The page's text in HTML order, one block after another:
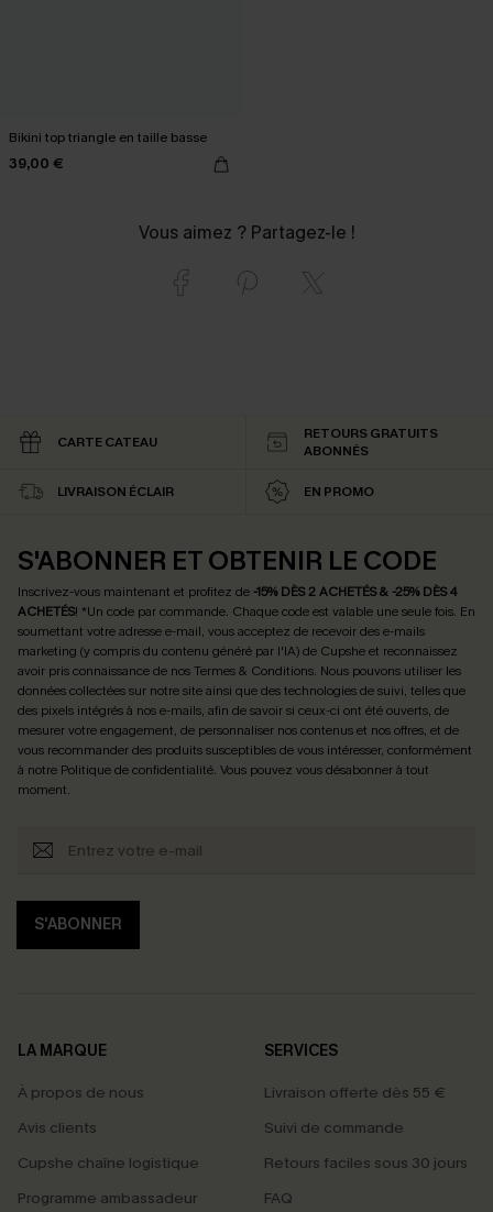
Bikini top triangle en taille basse
39,00 €
Vous aimez ? Partagez-le !
CARTE CATEAU
RETOURS GRATUITS
ABONNÉS
LIVRAISON ÉCLAIR EN PROMO
S'ABONNER ET OBTENIR LE CODE
Inscrivez-vous maintenant et profitez de -15% DÈS 2 ACHETÉS & -25% DÈS 4
ACHETÉS! *Un code par commande. Chaque code est valable une seule fois. En
soumettant votre adresse e-mail, vous acceptez de recevoir des e-mails
marketing (y compris du contenu généré par l'IA) de Cupshe et reconnaissez
avoir pris connaissance de nosTermes & Conditions. Nous pouvons utiliser les
données collectées sur notre site ainsi que des technologies de suivi, telles que
des pixels intégrés à nos e-mails, afin de savoir si ceux-ci ont été ouverts, de
mesurer votre engagement, de personnaliser nos contenus et nos offres, et de
vous recommander des produits susceptibles de vous intéresser, conformément
à notre Politique de confidentialité. Vous pouvez vous désabonner à tout
moment.
S'ABONNER
LA MARQUE
À propos de nous
Avis clients
Cupshe chaîne logistique
Programme ambassadeur
SERVICES
Livraison offerte dès 55 €
Suivi de commande
Retours faciles sous 30 jours
FAQ